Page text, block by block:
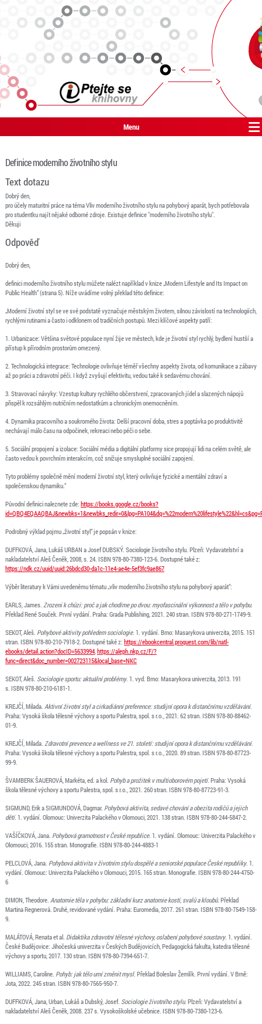
Menu
Definice moderního životního stylu
Text dotazu
Dobrý den,
pro účely maturitní práce na téma Vliv moderního životního stylu na pohybový aparát, bych potřebovala
pro studentku najít nějaké odborné zdroje. Existuje definice "moderního životního stylu".
Děkuji
Odpověď
Dobrý den,
definici moderního životního stylu můžete nalézt například v knize „Modern Lifestyle and Its Impact on
Public Health“ (strana 5). Níže uvádíme volný překlad této definice:
„Moderní životní styl se ve své podstatě vyznačuje městským životem, silnou závislostí na technologiích,
rychlými rutinami a často i odklonem od tradičních postupů. Mezi klíčové aspekty patří:
1. Urbanizace: Většina světové populace nyní žije ve městech, kde je životní styl rychlý, bydlení hustší a
přístup k přírodním prostorům omezený.
2. Technologická integrace: Technologie ovlivňuje téměř všechny aspekty života, od komunikace a zábavy
až po práci a zdravotní péči. I když zvyšují efektivitu, vedou také k sedavému chování.
3. Stravovací návyky: Vzestup kultury rychlého občerstvení, zpracovaných jídel a slazených nápojů
přispěl k rozsáhlým nutričním nedostatkům a chronickým onemocněním.
4. Dynamika pracovního a soukromého života: Delší pracovní doba, stres a poptávka po produktivitě
nechávají málo času na odpočinek, rekreaci nebo péči o sebe.
5. Sociální propojení a izolace: Sociální média a digitální platformy sice propojují lidi na celém světě, ale
často vedou k povrchním interakcím, což snižuje smysluplné sociální zapojení.
Tyto problémy společně mění moderní životní styl, který ovlivňuje fyzické a mentální zdraví a
společenskou dynamiku.“
Původní definici naleznete zde: https://books.google.cz/books?
Podrobný výklad pojmu „životní styl“ je popsán v knize:
DUFFKOVÁ, Jana, Lukáš URBAN a Josef DUBSKÝ. Sociologie životního stylu. Plzeň: Vydavatelství a
nakladatelství Aleš Čeněk, 2008, s. 24. ISBN 978-80-7380-123-6. Dostupné také z:
https://ndk.cz/uuid/uuid:26bdcd30-da1c-11e4-ae4e-5ef3fc9ae867
Výběr literatury k Vámi uvedenému tématu „vliv moderního životního stylu na pohybový aparát“:
EARLS, James. Zrozeni k chůzi: proč a jak chodíme po dvou: myofascinální výkonnost a tělo v pohybu.
Překlad René Souček. První vydání. Praha: Grada Publishing, 2021. 240 stran. ISBN 978-80-271-1749-9.
SEKOT, Aleš. Pohybové aktivity pohledem sociologie. 1. vydání. Brno: Masarykova univerzita, 2015. 151
stran. ISBN 978-80-210-7918-2. Dostupné také z: https://ebookcentral.proquest.com/lib/natl-
ebooks/detail.action?docID=5633994,https://aleph.nkp.cz/F/?
func=direct&doc_number=002723115&local_base=NKC
SEKOT, Aleš. Sociologie sportu: aktuální problémy. 1. vyd. Brno: Masarykova univerzita, 2013. 191
s. ISBN 978-80-210-6181-1.
KREJČÍ, Milada. Aktivní životní styl a cirkadiánní preference: studijní opora k distančnímu vzdělávání.
Praha: Vysoká škola tělesné výchovy a sportu Palestra, spol. s r.o., 2021. 62 stran. ISBN 978-80-88462-
01-9.
KREJČÍ, Milada. Zdravotní prevence a wellness ve 21. století: studijní opora k distančnímu vzdělávání.
Praha: Vysoká škola tělesné výchovy a sportu Palestra, spol. s r.o., 2020. 89 stran. ISBN 978-80-87723-
99-9.
ŠVAMBERK ŠAUEROVÁ, Markéta, ed. a kol. Pohyb a prožitek v multioborovém pojetí. Praha: Vysoká
škola tělesné výchovy a sportu Palestra, spol. s r.o., 2021. 260 stran. ISBN 978-80-87723-91-3.
SIGMUND, Erik a SIGMUNDOVÁ, Dagmar. Pohybová aktivita, sedavé chování a obezita rodičů a jejich
dětí. 1. vydání. Olomouc: Univerzita Palackého v Olomouci, 2021. 138 stran. ISBN 978-80-244-5847-2.
VAŠÍČKOVÁ, Jana. Pohybová gramotnost v České republice. 1. vydání. Olomouc: Univerzita Palackého v
Olomouci, 2016. 155 stran. Monografie. ISBN 978-80-244-4883-1
PELCLOVÁ, Jana. Pohybová aktivita v životním stylu dospělé a seniorské populace České republiky. 1.
vydání. Olomouc: Univerzita Palackého v Olomouci, 2015. 165 stran. Monografie. ISBN 978-80-244-4750-
6
DIMON, Theodore. Anatomie těla v pohybu: základní kurz anatomie kostí, svalů a kloubů. Překlad
Martina Regnerová. Druhé, revidované vydání. Praha: Euromedia, 2017. 261 stran. ISBN 978-80-7549-158-
9.
MALÁTOVÁ, Renata et al. Didaktika zdravotní tělesné výchovy, oslabení pohybové soustavy. 1. vydání.
České Budějovice: Jihočeská univerzita v Českých Budějovicích, Pedagogická fakulta, katedra tělesné
výchovy a sportu, 2017. 130 stran. ISBN 978-80-7394-651-7.
WILLIAMS, Caroline. Pohyb: jak tělo umí změnit mysl. Překlad Boleslav Žemlík. První vydání. V Brně:
Jota, 2022. 245 stran. ISBN 978-80-7565-950-7.
DUFFKOVÁ, Jana, Urban, Lukáš a Dubský, Josef. Sociologie životního stylu. Plzeň: Vydavatelství a
nakladatelství Aleš Čeněk, 2008. 237 s. Vysokoškolské učebnice. ISBN 978-80-7380-123-6.